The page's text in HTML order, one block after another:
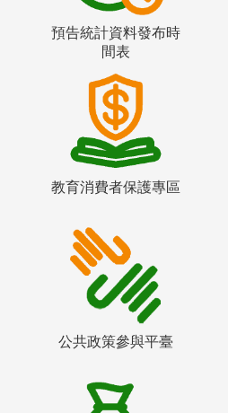
預告統計資料發布時
間表
教育消費者保護專區
公共政策參與平臺